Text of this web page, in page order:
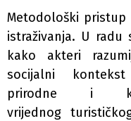
Metodološki
istraživanja. U radu
kako akteri
socijalni kontekst
prirodne i
vrijednog